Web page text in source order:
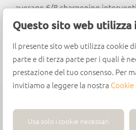
Questo sito web utilizza
Il presente sito web utilizza cookie
parte e di terza parte per i quali è
prestazione del tuo consenso. Per
invitiamo a leggere la nostra
Usa solo i cookie necessari
average 6/8 sharpening
case of H=6.
Wirutex S.r.l.
Via Mario Ricci, 28 - 61122